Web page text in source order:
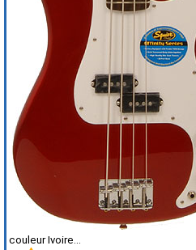
couleur Ivoire...